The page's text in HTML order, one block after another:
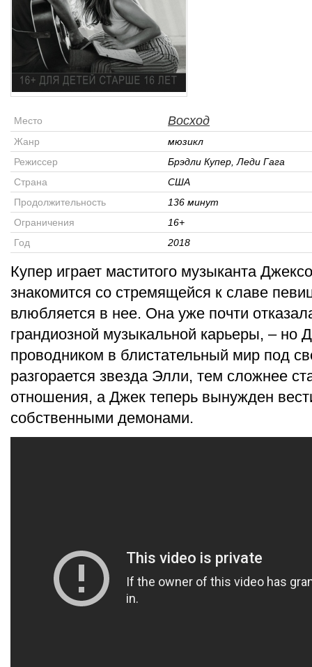
Место Восход
Жанр
мюзикл
Режиссер
Брэдли Купер, Леди Гага
Страна
США
Продолжительность
136 минут
Ограничения
16+
Год
2018
Купер играет маститого музыканта
знакомится со стремящейся к славе
влюбляется в нее. Она уже почти
грандиозной музыкальной карьеры, – но
проводником в блистательный мир под
разгорается звезда Элли, тем сложнее
отношения, а Джек теперь вынужден
собственными демонами.